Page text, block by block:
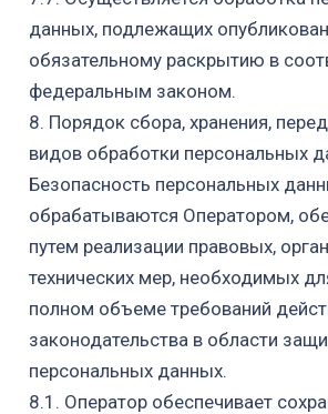
данных, подлежащих
обязательному раскрытию в
федеральным законом.
8. Порядок сбора, хранения,
видов обработки персональных
Безопасность персональных
обрабатываются Оператором,
путем реализации правовых,
технических мер, необходимых
полном объеме требований
законодательства в области
персональных данных.
8.1. Оператор обеспечивает